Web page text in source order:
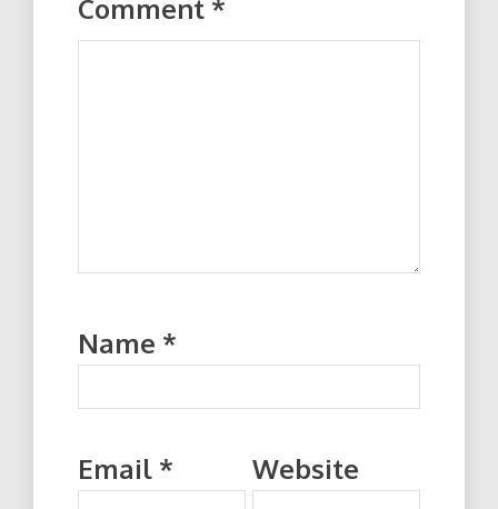
Comment *
Name *
Email * Website